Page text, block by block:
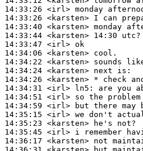
14:33:26 <irl>
14:33:26 <karsten>
14:33:40 <karsten>
14:33:44 <karsten>
14:33:47 <irl>
14:34:06 <karsten>
14:34:22 <karsten>
14:34:24 <karsten>
14:34:26 <karsten>
14:34:31 <irl> ln5:
14:34:51 <irl>
14:34:59 <irl>
14:35:15 <irl>
14:35:23 <karsten>
14:35:45 <irl>
14:36:17 <karsten>